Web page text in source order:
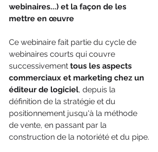
webinaires...) et la façon de les
mettre en œuvre
Ce webinaire fait partie du cycle de
webinaires courts qui couvre
successivement tous les aspects
commerciaux et marketing chez un
éditeur de logiciel, depuis la
définition de la stratégie et du
positionnement jusqu'à la méthode
de vente, en passant par la
construction de la notoriété et du pipe.